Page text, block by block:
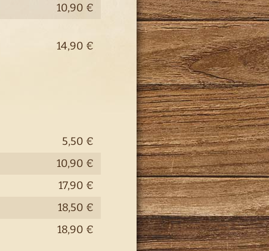
10,90 €
14,90 €
5,50 €
10,90 €
17,90 €
18,50 €
18,90 €